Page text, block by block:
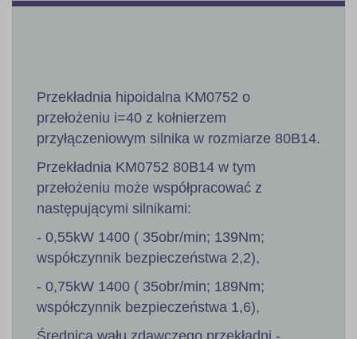
Przekładnia hipoidalna KM0752 o
przełożeniu i=40 z kołnierzem
przyłączeniowym silnika w rozmiarze 80B14.
Przekładnia KM0752 80B14 w tym
przełożeniu może współpracować z
następującymi silnikami:
- 0,55kW 1400 ( 35obr/min; 139Nm;
współczynnik bezpieczeństwa 2,2),
- 0,75kW 1400 ( 35obr/min; 189Nm;
współczynnik bezpieczeństwa 1,6),
Średnica wału zdawczego przekładni -